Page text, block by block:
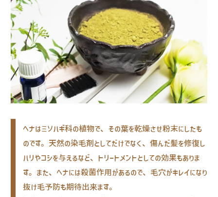
ヘナはミソハギ科の植物で、その葉を乾燥させ粉末にしたも
のです。天然の染毛剤としてだけでなく、傷んだ髪を修復し
ハリやコシを与えるなど、トリートメントとしての効果もありま
す。また、ヘナには殺菌作用があるので、毛穴がキレイになり
抜け毛予防も期待出来ます。